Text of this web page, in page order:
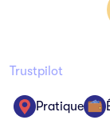
Trustpilot
Pratique